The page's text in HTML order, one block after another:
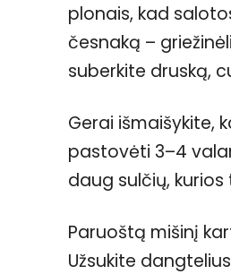
plonais, kad
česnaką –
suberkite druską,
Gerai išmaišykite,
pastovėti 3–4
daug sulčių,
Paruoštą mišinį
Užsukite